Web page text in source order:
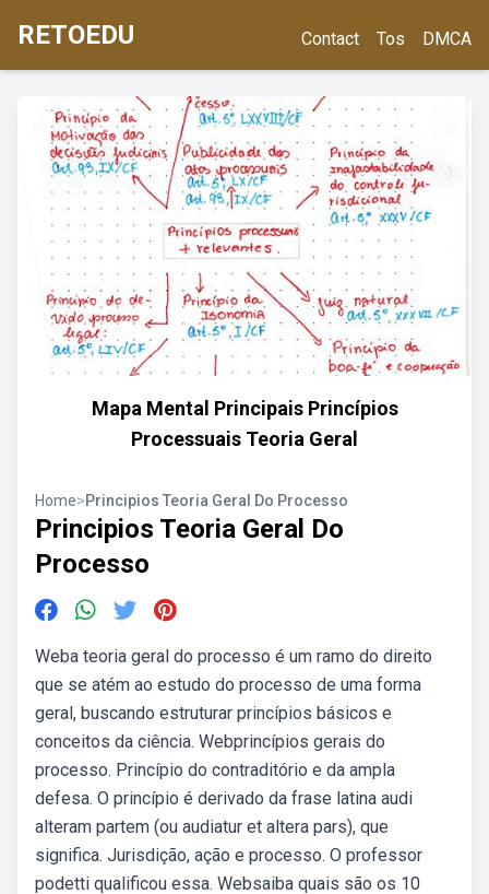
RETOEDU Contact Tos DMCA
Mapa Mental Principais Princípios
Processuais Teoria Geral
Home>Principios Teoria Geral Do Processo
Principios Teoria Geral Do
Processo
Weba teoria geral do processo é um ramo do direito
que se atém ao estudo do processo de uma forma
geral, buscando estruturar princípios básicos e
conceitos da ciência. Webprincípios gerais do
processo. Princípio do contraditório e da ampla
defesa. O princípio é derivado da frase latina audi
alteram partem (ou audiatur et altera pars), que
significa. Jurisdição, ação e processo. O professor
podetti qualificou essa. Websaiba quais são os 10